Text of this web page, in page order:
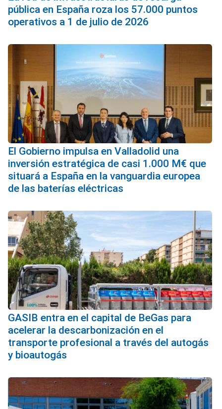
pública en España roza los 57.000 puntos
operativos a 1 de julio de 2026
El Gobierno impulsa en Valladolid una
inversión estratégica de casi 1.000 M€ que
situará a España en la vanguardia europea
de las baterías eléctricas
GASIB entra en el capital de BeGas para
acelerar la descarbonización en el
transporte profesional a través del autogás
y bioautogás